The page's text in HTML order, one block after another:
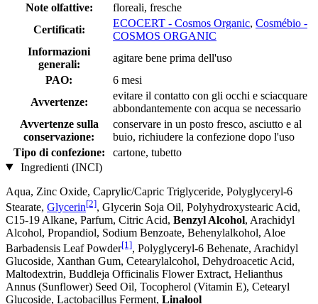
Note olfattive:
floreali, fresche
Certificati:
ECOCERT - Cosmos Organic, Cosmébio -
COSMOS ORGANIC
Informazioni
generali:
agitare bene prima dell'uso
PAO:
6 mesi
Avvertenze:
evitare il contatto con gli occhi e sciacquare
abbondantemente con acqua se necessario
Avvertenze sulla
conservazione:
conservare in un posto fresco, asciutto e al
buio, richiudere la confezione dopo l'uso
Tipo di confezione:
cartone, tubetto
Ingredienti (INCI)
Aqua, Zinc Oxide, Caprylic/Capric Triglyceride, Polyglyceryl-6
Stearate, Glycerin[2], Glycerin Soja Oil, Polyhydroxystearic Acid,
C15-19 Alkane, Parfum, Citric Acid, Benzyl Alcohol, Arachidyl
Alcohol, Propandiol, Sodium Benzoate, Behenylalkohol, Aloe
Barbadensis Leaf Powder[1], Polyglyceryl-6 Behenate, Arachidyl
Glucoside, Xanthan Gum, Cetearylalcohol, Dehydroacetic Acid,
Maltodextrin, Buddleja Officinalis Flower Extract, Helianthus
Annus (Sunflower) Seed Oil, Tocopherol (Vitamin E), Cetearyl
Glucoside, Lactobacillus Ferment, Linalool